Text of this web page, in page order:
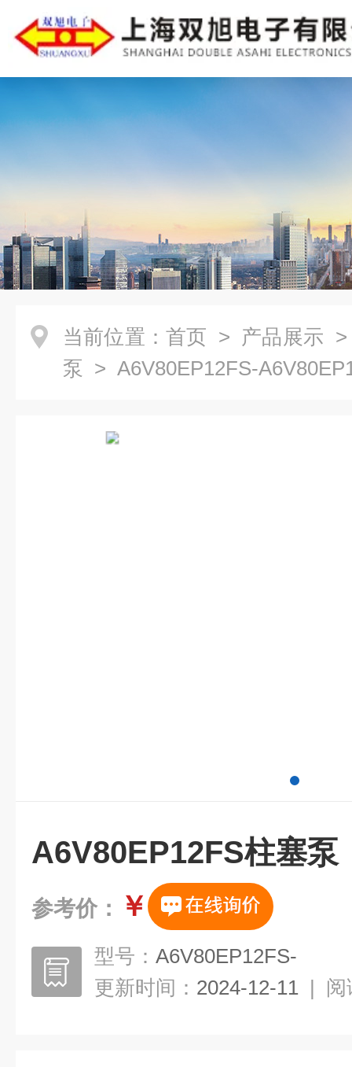
当前位置： 首页 > 产品展示
泵 > A6V80EP12FS-
A6V80EP12FS柱塞泵
参考价： ￥
型号： A6V80EP12FS-
更新时间： 2024-12-11 | 阅